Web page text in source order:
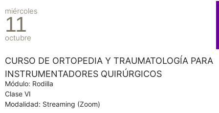
miércoles
11
octubre
CURSO DE ORTOPEDIA Y TRAUMATOLOGÍA PARA
INSTRUMENTADORES QUIRÚRGICOS
Módulo: Rodilla
Clase VI
Modalidad: Streaming (Zoom)